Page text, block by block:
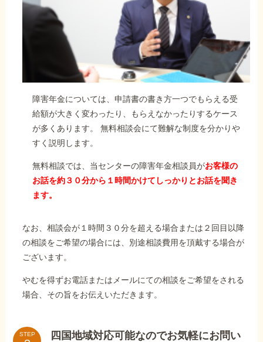
障害年金については、申請書の書き方一つでもらえる受
給額が大きく変わったり、もらえなかったりするケース
が多くあります。 無料相談会にて難解な制度を分かりや
すく説明します。
無料相談では、当センターの障害年金相談員がお客様の
お話を約３０分から１時間かけてしっかりとお話を聞き
ます。
なお、相談会が１時間３０分を超える場合または２回目以降
の相談をご希望の場合には、別途相談費用を頂戴する場合が
ございます。
やむを得ずお電話またはメールにての相談をご希望をされる
場合、その旨をお伝えいただきます。
STEP
四国地域対応可能なのでお気軽にお問い